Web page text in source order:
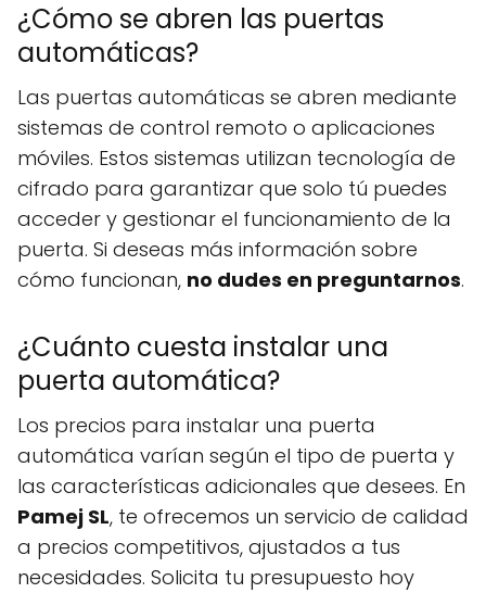
¿Cómo se abren las puertas
automáticas?
Las puertas automáticas se abren mediante
sistemas de control remoto o aplicaciones
móviles. Estos sistemas utilizan tecnología de
cifrado para garantizar que solo tú puedes
acceder y gestionar el funcionamiento de la
puerta. Si deseas más información sobre
cómo funcionan, no dudes en preguntarnos.
¿Cuánto cuesta instalar una
puerta automática?
Los precios para instalar una puerta
automática varían según el tipo de puerta y
las características adicionales que desees. En
Pamej SL, te ofrecemos un servicio de calidad
a precios competitivos, ajustados a tus
necesidades. Solicita tu presupuesto hoy